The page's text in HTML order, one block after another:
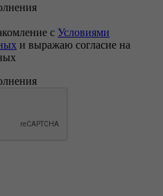
с Условиями
и выражаю согласие на